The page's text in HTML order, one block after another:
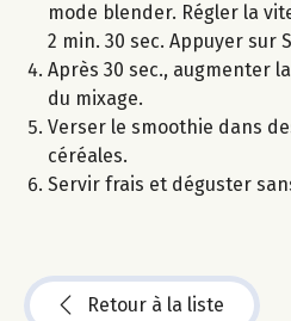
mode blender. Régler la
2 min. 30 sec. Appuyer sur
Après 30 sec., augmenter
du mixage.
Verser le smoothie dans
céréales.
Servir frais et déguster
Retour à la liste